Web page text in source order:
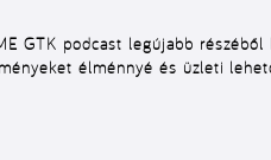
GTK podcast legújabb
élménnyé és üzleti